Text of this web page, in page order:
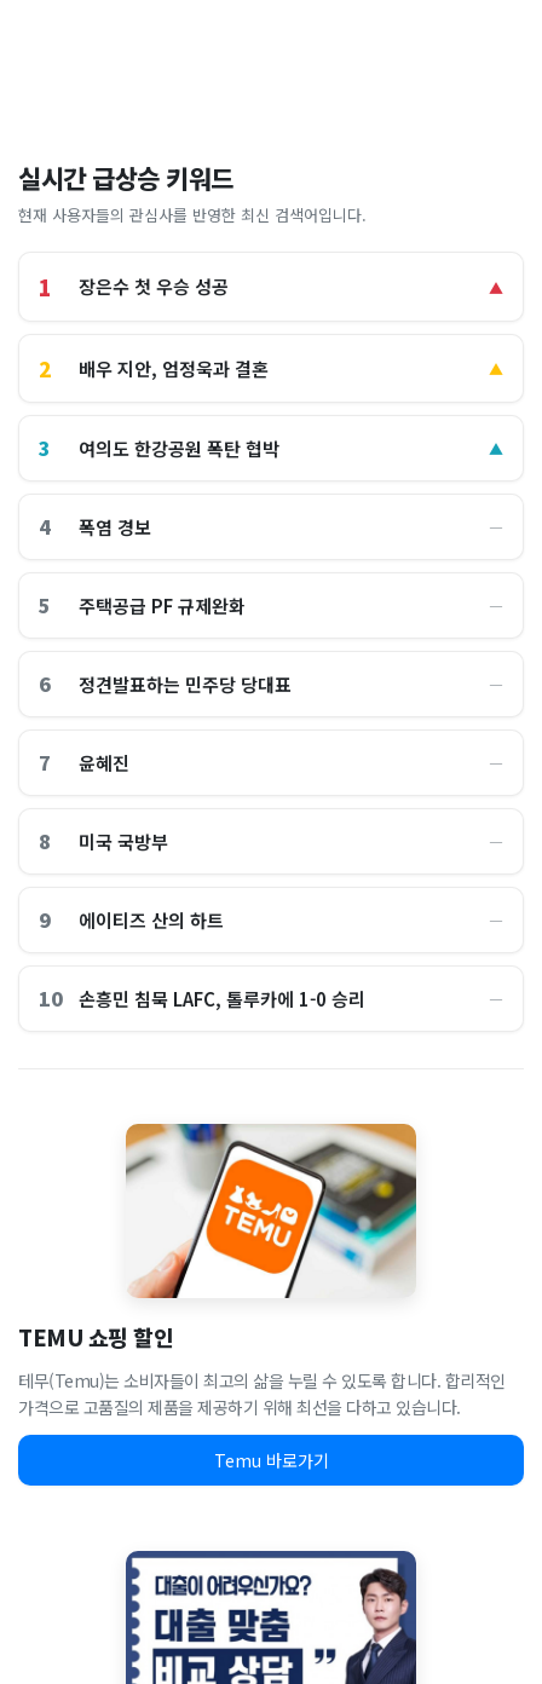
실시간 급상승 키워드
현재 사용자들의 관심사를 반영한 최신 검색어입니다.
1 장은수 첫 우승 성공 ▲
2 배우 지안, 엄정욱과 결혼 ▲
3 여의도 한강공원 폭탄 협박 ▲
4 폭염 경보 ―
5 주택공급 PF 규제완화 ―
6 정견발표하는 민주당 당대표 ―
7 윤혜진 ―
8 미국 국방부 ―
9 에이티즈 산의 하트 ―
10 손흥민 침묵 LAFC, 톨루카에 1-0 승리 ―
TEMU 쇼핑 할인
테무(Temu)는 소비자들이 최고의 삶을 누릴 수 있도록 합니다. 합리적인
가격으로 고품질의 제품을 제공하기 위해 최선을 다하고 있습니다.
Temu 바로가기